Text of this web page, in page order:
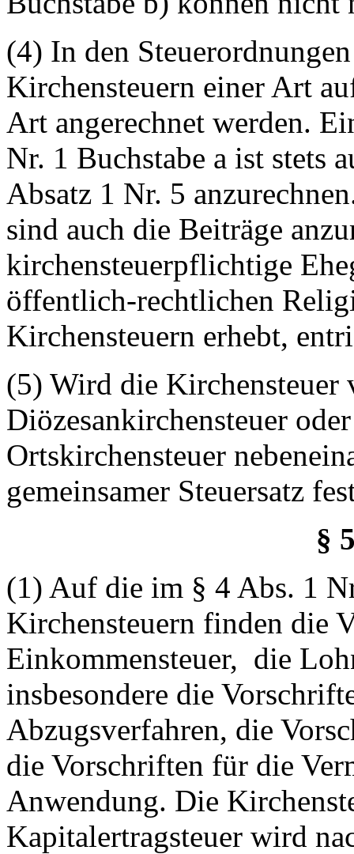
(4) In den
Kirchensteuern einer Art
Art angerechnet werden.
Nr. 1 Buchstabe a ist stets
Absatz 1 Nr. 5
sind auch die Beiträge
kirchensteuerpflichtige
öffentlich-rechtlichen
Kirchensteuern erhebt,
(5) Wird die Kirchensteuer
Diözesankirchensteuer
Ortskirchensteuer
gemeinsamer Steuersatz
§
(1) Auf die im § 4 Abs. 1
Kirchensteuern finden die
Einkommensteuer, die
insbesondere die
Abzugsverfahren, die
die Vorschriften für die
Anwendung. Die
Kapitalertragsteuer wird